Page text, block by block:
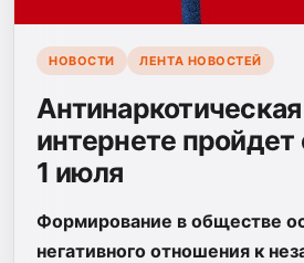
НОВОСТИ ЛЕНТА НОВОСТЕЙ
интернете
1 июля
Формирование в обществе
негативного отношения к